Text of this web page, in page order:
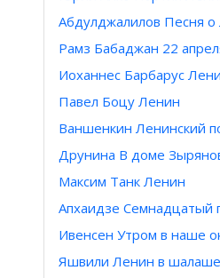
Абдулджалилов Песня
Рамз Бабаджан 22
Иоханнес Барбарус
Павел Боцу Ленин
Ваншенкин Ленинский
Друнина В доме
Максим Танк Ленин
Апхаидзе Семнадцатый
Ивенсен Утром в наше
Яшвили Ленин в шалаше